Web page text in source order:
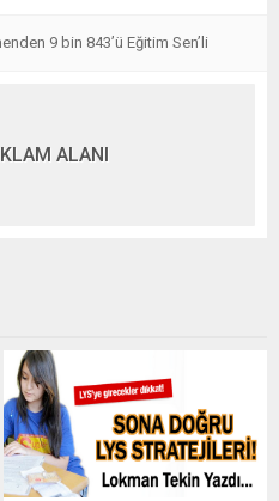
9 bin 843’ü Eğitim Sen’li
ALANI